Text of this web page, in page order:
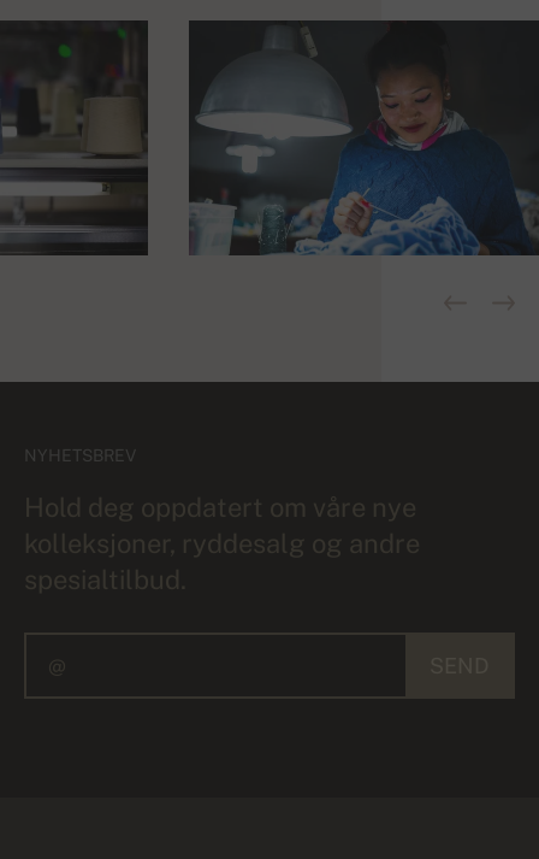
NYHETSBREV
Hold deg oppdatert om våre nye
kolleksjoner, ryddesalg og andre
spesialtilbud.